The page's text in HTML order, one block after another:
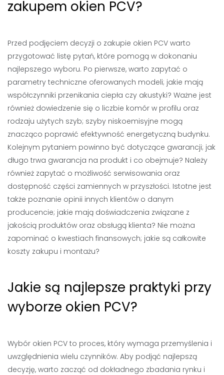
zakupem okien PCV?
Przed podjęciem decyzji o zakupie okien PCV warto
przygotować listę pytań, które pomogą w dokonaniu
najlepszego wyboru. Po pierwsze, warto zapytać o
parametry techniczne oferowanych modeli; jakie mają
współczynniki przenikania ciepła czy akustyki? Ważne jest
również dowiedzenie się o liczbie komór w profilu oraz
rodzaju użytych szyb; szyby niskoemisyjne mogą
znacząco poprawić efektywność energetyczną budynku.
Kolejnym pytaniem powinno być dotyczące gwarancji; jak
długo trwa gwarancja na produkt i co obejmuje? Należy
również zapytać o możliwość serwisowania oraz
dostępność części zamiennych w przyszłości. Istotne jest
także poznanie opinii innych klientów o danym
producencie; jakie mają doświadczenia związane z
jakością produktów oraz obsługą klienta? Nie można
zapominać o kwestiach finansowych; jakie są całkowite
koszty zakupu i montażu?
Jakie są najlepsze praktyki przy
wyborze okien PCV?
Wybór okien PCV to proces, który wymaga przemyślenia i
uwzględnienia wielu czynników. Aby podjąć najlepszą
decyzję, warto zacząć od dokładnego zbadania rynku i